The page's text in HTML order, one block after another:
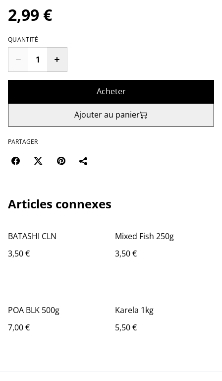
2,99 €
QUANTITÉ
Acheter
Ajouter au panier
PARTAGER
Articles connexes
BATASHI CLN
3,50 €
Mixed Fish 250g
3,50 €
POA BLK 500g
7,00 €
Karela 1kg
5,50 €